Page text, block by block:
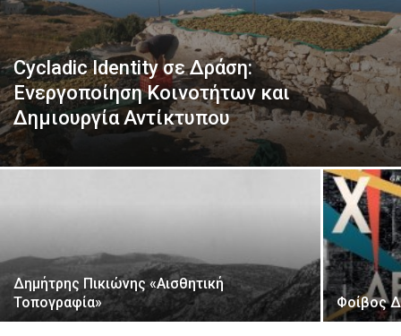
Cycladic Identity σε Δράση:
Ενεργοποίηση Κοινοτήτων και
Δημιουργία Αντίκτυπου
Δημήτρης Πικιώνης «Αισθητική
Τοπογραφία»
Φοίβος